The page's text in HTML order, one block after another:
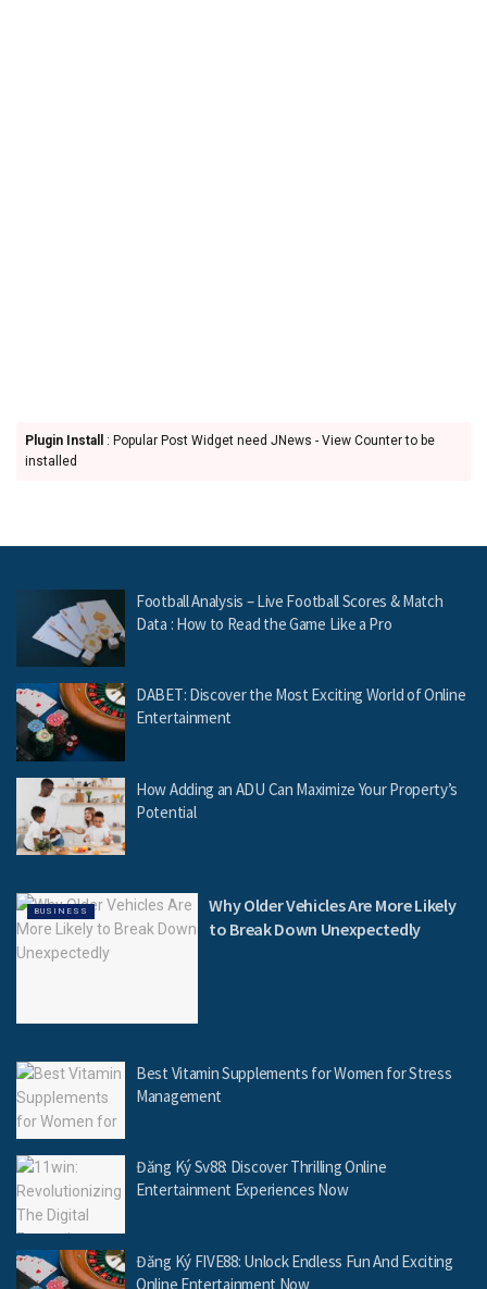
Plugin Install
: Popular Post Widget need JNews - View Counter to be
installed
Football Analysis – Live Football Scores & Match
Data : How to Read the Game Like a Pro
DABET: Discover the Most Exciting World of Online
Entertainment
How Adding an ADU Can Maximize Your Property’s
Potential
BUSINESS
Why Older Vehicles Are More Likely
to Break Down Unexpectedly
Best Vitamin Supplements for Women for Stress
Management
Đăng Ký Sv88: Discover Thrilling Online
Entertainment Experiences Now
Đăng Ký FIVE88: Unlock Endless Fun And Exciting
Online Entertainment Now